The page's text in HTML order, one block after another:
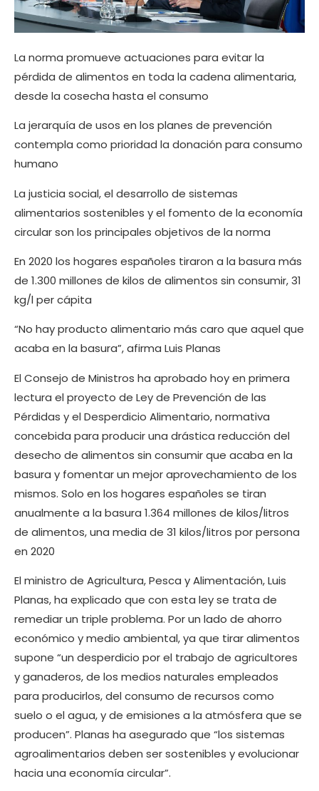
La norma promueve actuaciones para evitar la
pérdida de alimentos en toda la cadena alimentaria,
desde la cosecha hasta el consumo
La jerarquía de usos en los planes de prevención
contempla como prioridad la donación para consumo
humano
La justicia social, el desarrollo de sistemas
alimentarios sostenibles y el fomento de la economía
circular son los principales objetivos de la norma
En 2020 los hogares españoles tiraron a la basura más
de 1.300 millones de kilos de alimentos sin consumir, 31
kg/l per cápita
“No hay producto alimentario más caro que aquel que
acaba en la basura”, afirma Luis Planas
El Consejo de Ministros ha aprobado hoy en primera
lectura el proyecto de Ley de Prevención de las
Pérdidas y el Desperdicio Alimentario, normativa
concebida para producir una drástica reducción del
desecho de alimentos sin consumir que acaba en la
basura y fomentar un mejor aprovechamiento de los
mismos. Solo en los hogares españoles se tiran
anualmente a la basura 1.364 millones de kilos/litros
de alimentos, una media de 31 kilos/litros por persona
en 2020
El ministro de Agricultura, Pesca y Alimentación, Luis
Planas, ha explicado que con esta ley se trata de
remediar un triple problema. Por un lado de ahorro
económico y medio ambiental, ya que tirar alimentos
supone “un desperdicio por el trabajo de agricultores
y ganaderos, de los medios naturales empleados
para producirlos, del consumo de recursos como
suelo o el agua, y de emisiones a la atmósfera que se
producen”. Planas ha asegurado que “los sistemas
agroalimentarios deben ser sostenibles y evolucionar
hacia una economía circular”.